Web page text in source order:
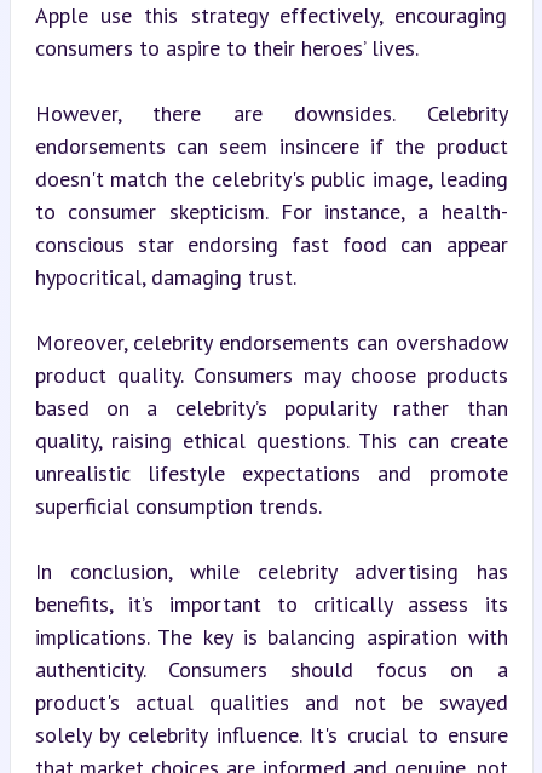
Apple use this strategy effectively, encouraging
consumers to aspire to their heroes’ lives.
However, there are downsides. Celebrity
endorsements can seem insincere if the product
doesn't match the celebrity's public image, leading
to consumer skepticism. For instance, a health-
conscious star endorsing fast food can appear
hypocritical, damaging trust.
Moreover, celebrity endorsements can overshadow
product quality. Consumers may choose products
based on a celebrity’s popularity rather than
quality, raising ethical questions. This can create
unrealistic lifestyle expectations and promote
superficial consumption trends.
In conclusion, while celebrity advertising has
benefits, it’s important to critically assess its
implications. The key is balancing aspiration with
authenticity. Consumers should focus on a
product's actual qualities and not be swayed
solely by celebrity influence. It's crucial to ensure